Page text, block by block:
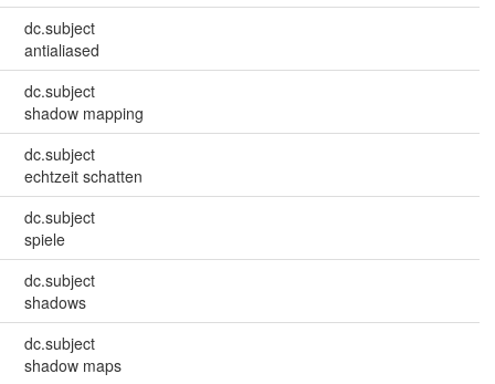
dc.subject
antialiased
dc.subject
shadow mapping
dc.subject
echtzeit schatten
dc.subject
spiele
dc.subject
shadows
dc.subject
shadow maps